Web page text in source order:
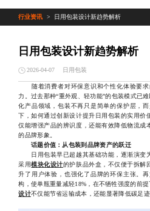
行业资讯 > 日用包装设计新趋势解析
日用包装设计新趋势解析
2026-04-07 日用包装
随着消费者对环保意识和个性化体验要求
力。过去那种“重外观、轻功能”的包装模式已
化产品领域，包装不再只是简单的保护层，
下，如何通过创新设计提升日用包装的实用
仅能增强产品的辨识度，还能有效降低物流
的品牌形象。
话题价值：从包装到品牌资产的跃迁
日用包装早已超越其基础功能，逐渐演变
采用模块化设计的护肤品外盒，不仅便于拆解
升了用户体验，也强化了品牌的环保主张。
构，使单瓶重量减轻18%，在不牺牲强度的前
设计不仅能节省运输成本，还能显著降低碳足